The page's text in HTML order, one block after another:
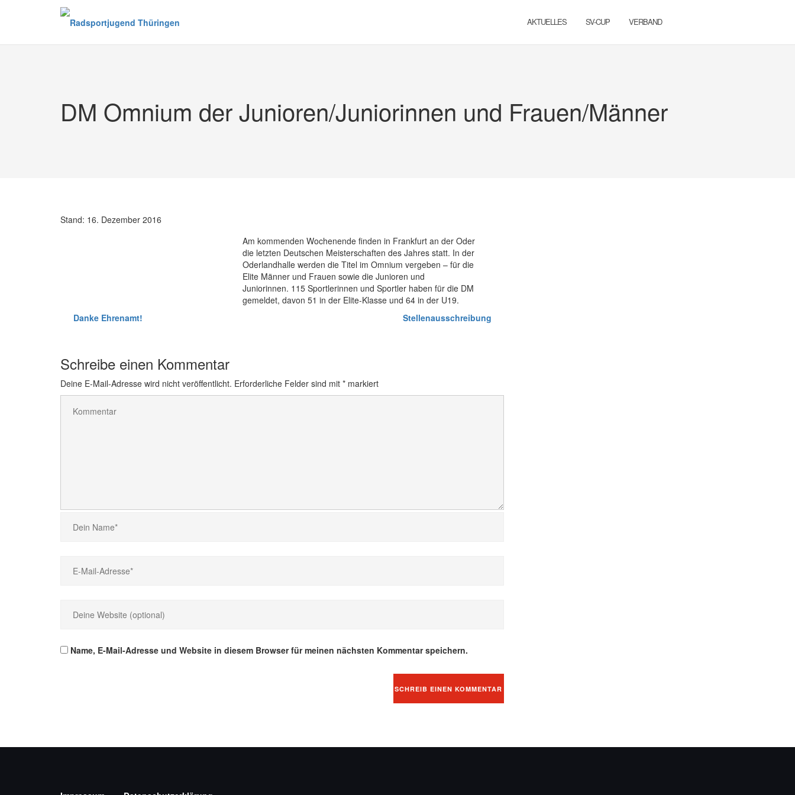
AKTUELLES SV-CUP VERBAND
DM Omnium der Junioren/Juniorinnen und Frauen/Männer
Stand: 16. Dezember 2016
Am kommenden Wochenende finden in Frankfurt an der Oder
die letzten Deutschen Meisterschaften des Jahres statt. In der
Oderlandhalle werden die Titel im Omnium vergeben – für die
Elite Männer und Frauen sowie die Junioren und
Juniorinnen. 115 Sportlerinnen und Sportler haben für die DM
gemeldet, davon 51 in der Elite-Klasse und 64 in der U19.
Danke Ehrenamt!
Stellenausschreibung
Schreibe einen Kommentar
Deine E-Mail-Adresse wird nicht veröffentlicht. Erforderliche Felder sind mit * markiert
Name, E-Mail-Adresse und Website in diesem Browser für meinen nächsten Kommentar speichern.